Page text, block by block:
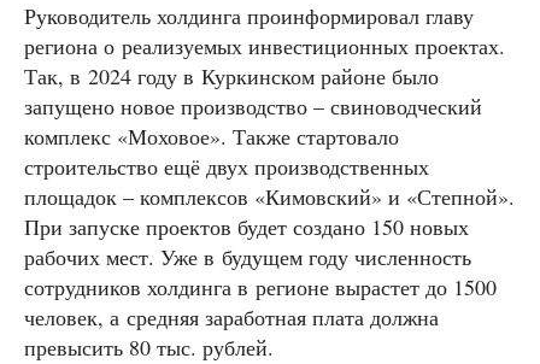
Руководитель холдинга проинформировал главу
региона о реализуемых инвестиционных проектах.
Так, в 2024 году в Куркинском районе было
запущено новое производство – свиноводческий
комплекс «Моховое». Также стартовало
строительство ещё двух производственных
площадок – комплексов «Кимовский» и «Степной».
При запуске проектов будет создано 150 новых
рабочих мест. Уже в будущем году численность
сотрудников холдинга в регионе вырастет до 1500
человек, а средняя заработная плата должна
превысить 80 тыс. рублей.